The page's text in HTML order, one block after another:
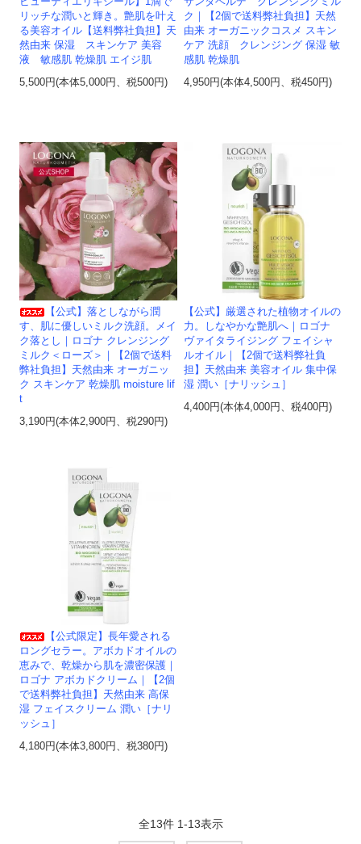
リッチな潤いと輝き。艶肌を叶え
る美容オイル【送料弊社負担】天
然由来 保湿 スキンケア 美容
液 敏感肌 乾燥肌 エイジ肌
5,500円(本体5,000円、税500円)
ク｜【2個で送料弊社負担】天然
由来 オーガニックコスメ スキン
ケア 洗顔 クレンジング 保湿 敏
感肌 乾燥肌
4,950円(本体4,500円、税450円)
【公式】落としながら潤
す、肌に優しいミルク洗顔。メイ
ク落とし｜ロゴナ クレンジング
ミルク＜ローズ＞｜【2個で送料
弊社負担】天然由来 オーガニッ
ク スキンケア 乾燥肌 moisture lif
t
3,190円(本体2,900円、税290円)
【公式】厳選された植物オイルの
力。しなやかな艶肌へ｜ロゴナ
ヴァイタライジング フェイシャ
ルオイル｜【2個で送料弊社負
担】天然由来 美容オイル 集中保
湿 潤い［ナリッシュ］
4,400円(本体4,000円、税400円)
【公式限定】長年愛される
ロングセラー。アボカドオイルの
恵みで、乾燥から肌を濃密保護｜
ロゴナ アボカドクリーム｜【2個
で送料弊社負担】天然由来 高保
湿 フェイスクリーム 潤い［ナリ
ッシュ］
4,180円(本体3,800円、税380円)
全13件 1-13表示